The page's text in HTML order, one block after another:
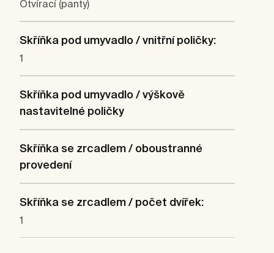
Otvírací (panty)
Skříňka pod umyvadlo / vnitřní poličky:
1
Skříňka pod umyvadlo / výškově
nastavitelné poličky
Skříňka se zrcadlem / oboustranné
provedení
Skříňka se zrcadlem / počet dvířek:
1